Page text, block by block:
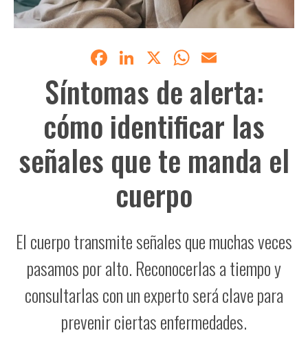
Facebook
LinkedIn
X WhatsApp
Síntomas de alerta:
cómo identificar las
señales que te manda el
cuerpo
El cuerpo transmite señales que muchas veces
pasamos por alto. Reconocerlas a tiempo y
consultarlas con un experto será clave para
prevenir ciertas enfermedades.